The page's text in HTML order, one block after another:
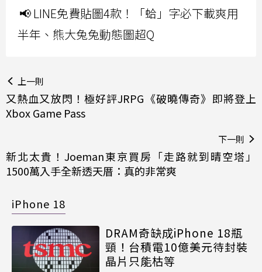
📢 LINE免費貼圖4款！「蛤」字必下載爽用
半年、熊大兔兔動態圖超Q
上一則
又熱血又放閃！極好評JRPG《破曉傳奇》即將登上
Xbox Game Pass
下一則
新北太貴！Joeman東京買房「走路就到晴空塔」
1500萬入手全新透天厝：真的非常爽
iPhone 18
DRAM奇缺成iPhone 18瓶
頸！台積電10億美元待封裝
晶片只能枯等